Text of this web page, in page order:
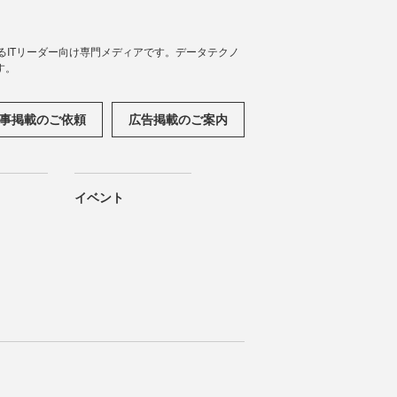
リーダー向け専門メディアです。データテクノ
掲載のご依頼 広告掲載のご案内
イベント